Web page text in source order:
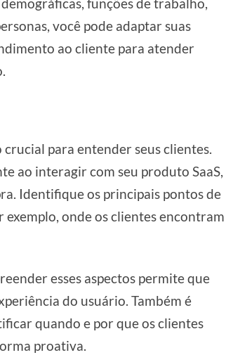
funções de trabalho,
você pode adaptar suas
ao cliente para atender
para entender seus clientes.
ao interagir com seu produto SaaS,
Identifique os principais pontos de
onde os clientes encontram
esses aspectos permite que
do usuário. Também é
quando e por que os clientes
proativa.